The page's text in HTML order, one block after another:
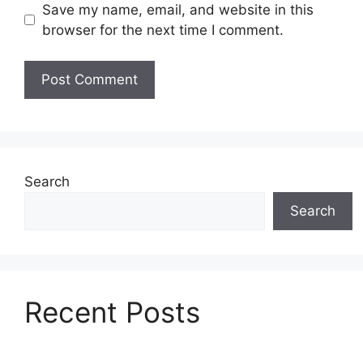
Save my name, email, and website in this
browser for the next time I comment.
Search
Search
Recent Posts